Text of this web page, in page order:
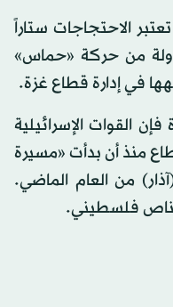
الاحتجاجات ستاراً
من حركة «حماس»
في إدارة قطاع غزة.
القوات الإسرائيلية
أبناء القطاع منذ أن بدأت «مسيرة
في 30 مارس (آذار) من العام الماضي.
فلسطيني.